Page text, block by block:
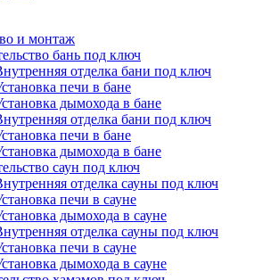
и монтаж
бань под ключ
отделка бани под ключ
печи в бане
дымохода в бане
отделка бани под ключ
печи в бане
дымохода в бане
саун под ключ
отделка сауны под ключ
печи в сауне
дымохода в сауне
отделка сауны под ключ
печи в сауне
дымохода в сауне